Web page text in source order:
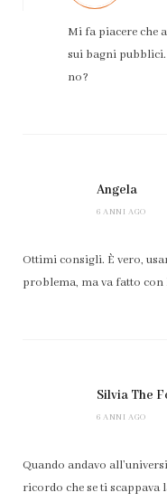
Mi fa piacere che
sui bagni
no?
Angela
6 ANNI AGO
Ottimi consigli. È vero,
problema, ma va fatto con
Silvia The
6 ANNI AGO
Quando andavo
ricordo che se ti